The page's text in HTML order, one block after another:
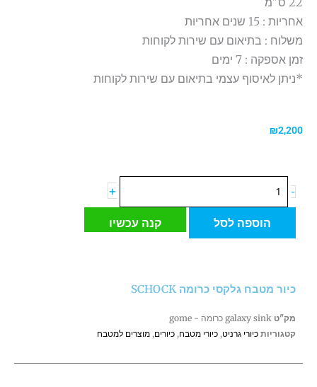
אחריות : 15 שנים אחריות
משלוח : בתיאום עם שירות לקוחות
זמן אספקה : 7 ימים
*ניתן לאיסוף עצמי בתיאום עם שירות לקוחות
₪2,200
-
של
מטבח
+
הוספה לסל קנה עכשיו
כיור מטבח גלקסי כרומה SCHOCK
מק"ט galaxy sink כרומה - gome
קטגוריות כיורי גרניט, כיורי מטבח, כיורים, מוצרים למטבח